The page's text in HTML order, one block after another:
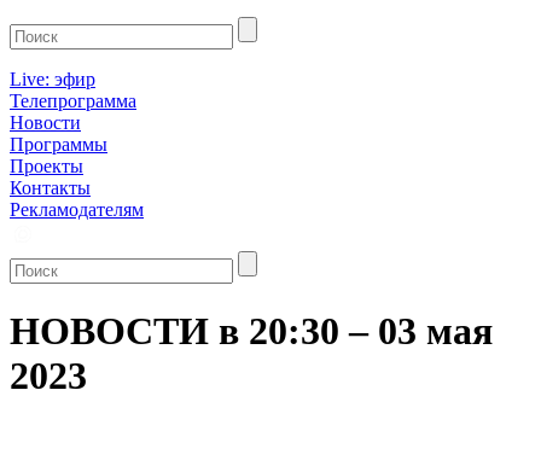
Live: эфир
Телепрограмма
Новости
Программы
Проекты
Контакты
Рекламодателям
НОВОСТИ в 20:30 – 03 мая
2023